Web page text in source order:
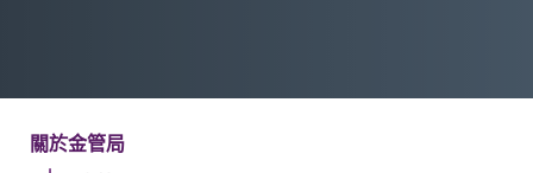
關於金管局